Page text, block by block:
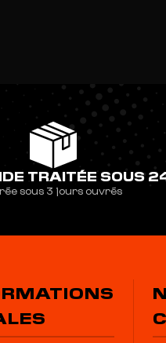
TRAITÉE SOUS
sous 3 jours ouvrés